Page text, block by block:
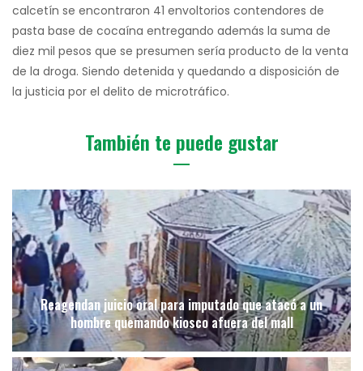
calcetín se encontraron 41 envoltorios contendores de
pasta base de cocaína entregando además la suma de
diez mil pesos que se presumen sería producto de la venta
de la droga. Siendo detenida y quedando a disposición de
la justicia por el delito de microtráfico.
También te puede gustar
Reagendan juicio oral para imputado que atacó a un
hombre quemando kiosco afuera del mall